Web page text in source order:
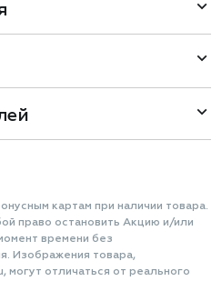
картам при наличии товара.
право остановить Акцию и/или
времени без
Изображения товара,
могут отличаться от реального